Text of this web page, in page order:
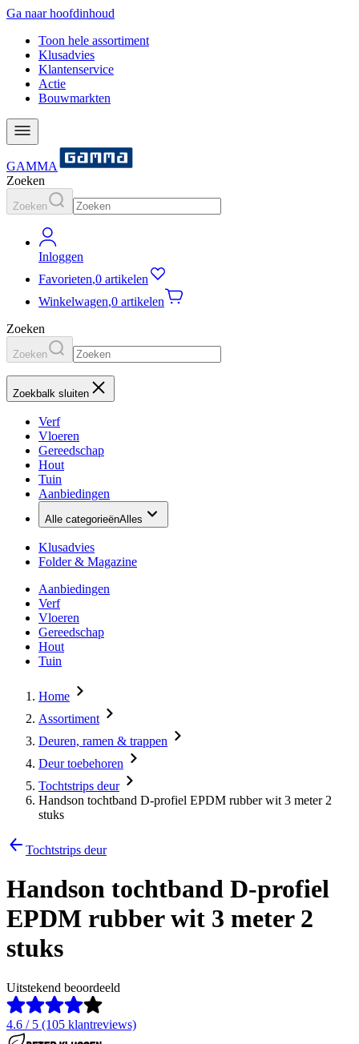
Ga naar hoofdinhoud
Toon hele assortiment
Klusadvies
Klantenservice
Actie
Bouwmarkten
GAMMA
Zoeken
Zoeken
Inloggen
Favorieten,0 artikelen
Winkelwagen,0 artikelen
Zoeken
Zoeken
Zoekbalk sluiten
Verf
Vloeren
Gereedschap
Hout
Tuin
Aanbiedingen
Alle categorieënAlles
Klusadvies
Folder & Magazine
Aanbiedingen
Verf
Vloeren
Gereedschap
Hout
Tuin
Home
Assortiment
Deuren, ramen & trappen
Deur toebehoren
Tochtstrips deur
Handson tochtband D-profiel EPDM rubber wit 3 meter 2
stuks
Tochtstrips deur
Handson tochtband D-profiel
EPDM rubber wit 3 meter 2
stuks
Uitstekend beoordeeld
4.6 / 5 (105 klantreviews)